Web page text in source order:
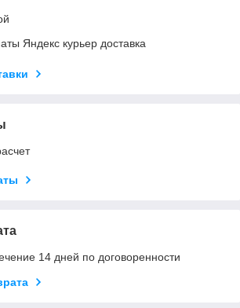
Яндекс курьер доставка
14 дней по договоренности